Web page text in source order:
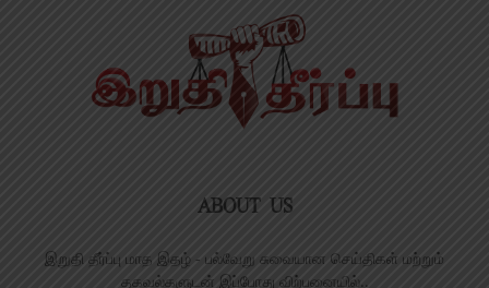
ABOUT US
இறுதி தீர்ப்பு மாத இதழ் - பல்வேறு சுவையான செய்திகள் மற்றும்
தகவல்களுடன் இப்போது விற்பனையில்..